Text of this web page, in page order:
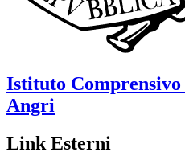
Istituto Comprensivo
Angri
Link Esterni